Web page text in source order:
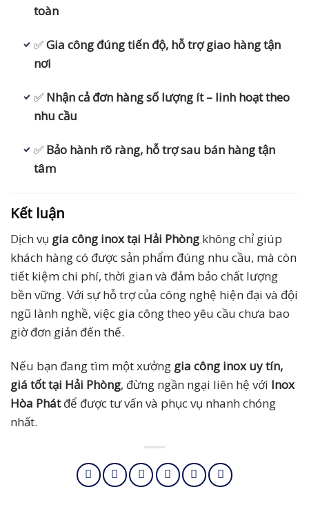
toàn
✅Gia công đúng tiến độ, hỗ trợ giao hàng tận
nơi
✅ Nhận cả đơn hàng số lượng ít – linh hoạt theo
nhu cầu
✅ Bảo hành rõ ràng, hỗ trợ sau bán hàng tận
tâm
Kết luận
Dịch vụ gia công inox tại Hải Phòng không chỉ giúp
khách hàng có được sản phẩm đúng nhu cầu, mà còn
tiết kiệm chi phí, thời gian và đảm bảo chất lượng
bền vững. Với sự hỗ trợ của công nghệ hiện đại và đội
ngũ lành nghề, việc gia công theo yêu cầu chưa bao
giờ đơn giản đến thế.
Nếu bạn đang tìm một xưởng gia công inox uy tín,
giá tốt tại Hải Phòng, đừng ngần ngại liên hệ với Inox
Hòa Phátđể được tư vấn và phục vụ nhanh chóng
nhất.